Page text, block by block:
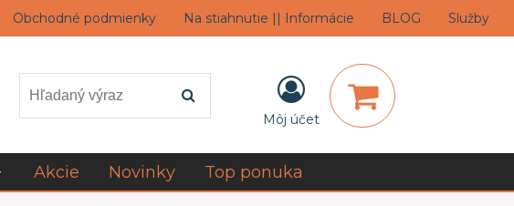
Obchodné podmienky Na stiahnutie || Informácie BLOG Služby
Môj účet
Akcie Novinky Top ponuka